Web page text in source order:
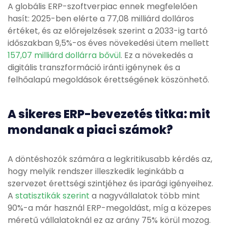
A globális ERP-szoftverpiac ennek megfelelően
hasít: 2025-ben elérte a 77,08 milliárd dolláros
értéket, és az előrejelzések szerint a 2033-ig tartó
időszakban 9,5%-os éves növekedési ütem mellett
157,07 milliárd dollárra bővül. Ez a növekedés a
digitális transzformáció iránti igénynek és a
felhőalapú megoldások érettségének köszönhető.
A sikeres ERP-bevezetés titka: mit
mondanak a piaci számok?
A döntéshozók számára a legkritikusabb kérdés az,
hogy melyik rendszer illeszkedik leginkább a
szervezet érettségi szintjéhez és iparági igényeihez.
A statisztikák szerint a nagyvállalatok több mint
90%-a már használ ERP-megoldást, míg a közepes
méretű vállalatoknál ez az arány 75% körül mozog.